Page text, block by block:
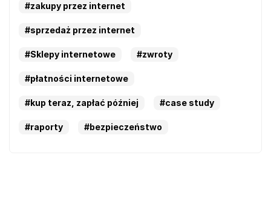
#zakupy przez internet
#sprzedaż przez internet
#Sklepy internetowe #zwroty
#płatności internetowe
#kup teraz, zapłać później #case study
#raporty #bezpieczeństwo